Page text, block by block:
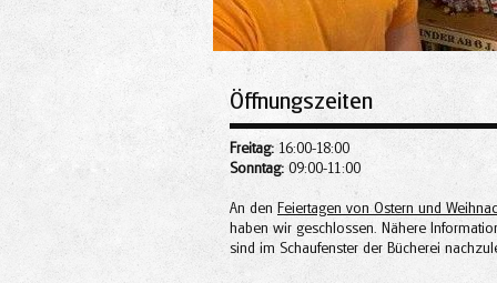
Öffnungszeiten
Freitag: 16:00-18:00
Sonntag:09:00-11:00
An den Feiertagen von Ostern und
haben wir geschlossen. Nähere
sind im Schaufenster der Bücherei